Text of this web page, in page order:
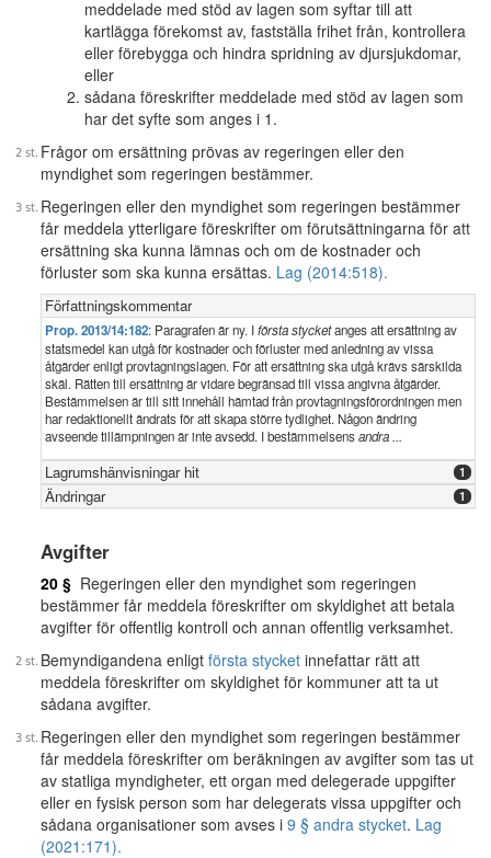
meddelade med stöd av lagen som syftar till att
kartlägga förekomst av, fastställa frihet från, kontrollera
eller förebygga och hindra spridning av djursjukdomar,
eller
sådana föreskrifter meddelade med stöd av lagen som
har det syfte som anges i 1.
Frågor om ersättning prövas av regeringen eller den
myndighet som regeringen bestämmer.
Regeringen eller den myndighet som regeringen bestämmer
får meddela ytterligare föreskrifter om förutsättningarna för att
ersättning ska kunna lämnas och om de kostnader och
förluster som ska kunna ersättas. Lag (2014:518).
Författningskommentar
Prop. 2013/14:182: Paragrafen är ny. Iförsta stycketanges att ersättning av
statsmedel kan utgå för kostnader och förluster med anledning av vissa
åtgärder enligt provtagningslagen. För att ersättning ska utgå krävs särskilda
skäl. Rätten till ersättning är vidare begränsad till vissa angivna åtgärder.
Bestämmelsen är till sitt innehåll hämtad från provtagningsförordningen men
har redaktionellt ändrats för att skapa större tydlighet. Någon ändring
avseende tillämpningen är inte avsedd. I bestämmelsensandra ...
Lagrumshänvisningar hit 1
Ändringar 1
Avgifter
20 § Regeringen eller den myndighet som regeringen
bestämmer får meddela föreskrifter om skyldighet att betala
avgifter för offentlig kontroll och annan offentlig verksamhet.
Bemyndigandena enligt första stycket innefattar rätt att
meddela föreskrifter om skyldighet för kommuner att ta ut
sådana avgifter.
Regeringen eller den myndighet som regeringen bestämmer
får meddela föreskrifter om beräkningen av avgifter som tas ut
av statliga myndigheter, ett organ med delegerade uppgifter
eller en fysisk person som har delegerats vissa uppgifter och
sådana organisationer som avses i 9 § andra stycket. Lag
(2021:171).